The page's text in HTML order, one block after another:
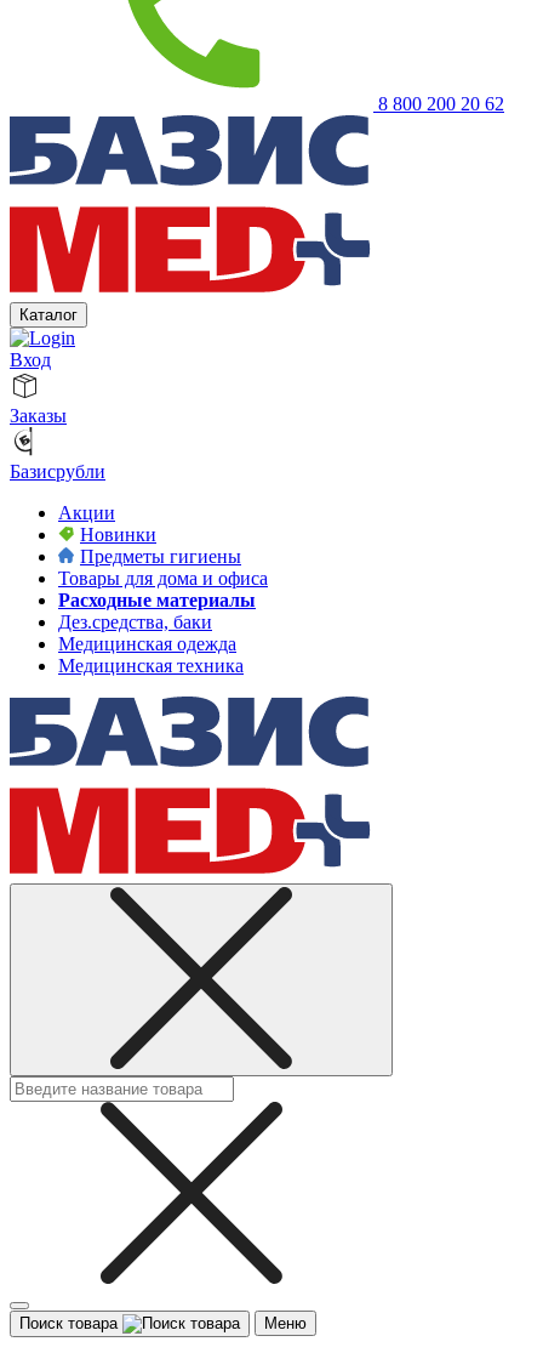
8 800 200 20 62
Каталог
Вход
Заказы
Базисрубли
Акции
Новинки
Предметы гигиены
Товары для дома и офиса
Расходные материалы
Дез.средства, баки
Медицинская одежда
Медицинская техника
Поиск товара Меню